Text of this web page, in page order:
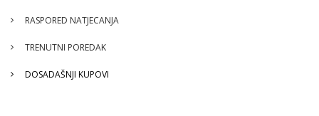
RASPORED NATJECANJA
TRENUTNI POREDAK
DOSADAŠNJI KUPOVI